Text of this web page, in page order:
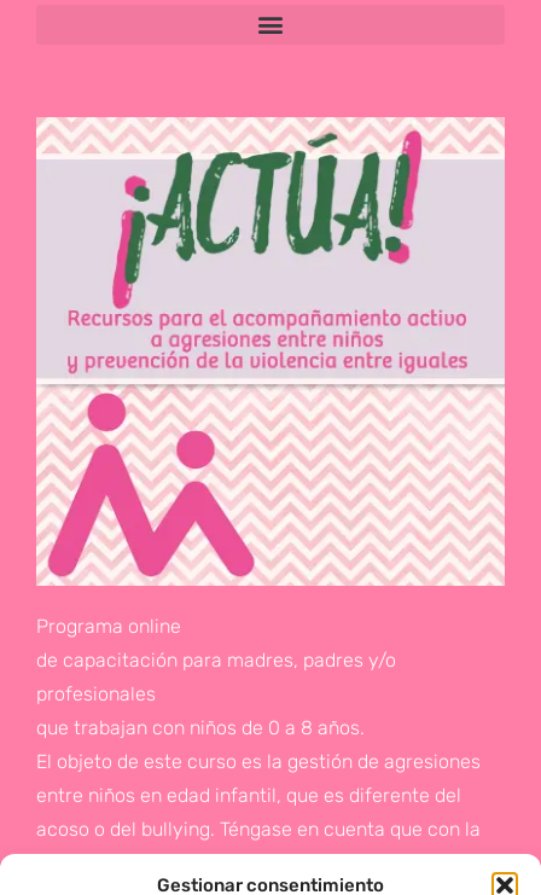
Gestionar consentimiento
Programa online
de capacitación para madres, padres y/o
profesionales
que trabajan con niños de 0 a 8 años.
El objeto de este curso es la gestión de agresiones
entre niños en edad infantil, que es diferente del
acoso o del bullying. Téngase en cuenta que con la